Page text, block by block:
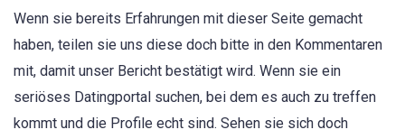
Wenn sie bereits Erfahrungen mit dieser Seite gemacht
haben, teilen sie uns diese doch bitte in den Kommentaren
mit, damit unser Bericht bestätigt wird. Wenn sie ein
seriöses Datingportal suchen, bei dem es auch zu treffen
kommt und die Profile echt sind. Sehen sie sich doch